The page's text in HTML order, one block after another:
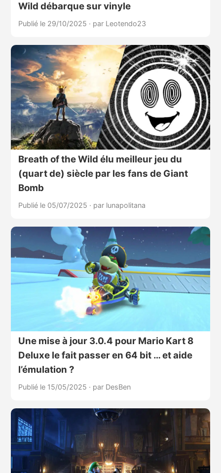
Wild débarque sur vinyle
Publié le 29/10/2025 · par Leotendo23
Breath of the Wild élu meilleur jeu du
(quart de) siècle par les fans de Giant
Bomb
Publié le 05/07/2025 · par lunapolitana
Une mise à jour 3.0.4 pour Mario Kart 8
Deluxe le fait passer en 64 bit … et aide
l’émulation ?
Publié le 15/05/2025 · par DesBen